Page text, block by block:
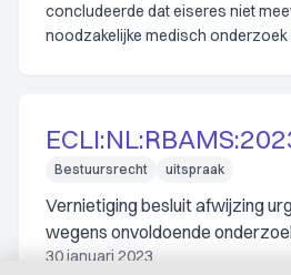
concludeerde dat eiseres niet
noodzakelijke medisch
Bestuursrecht uitspraak
Vernietiging besluit afwijzing
wegens onvoldoende
30 januari 2023